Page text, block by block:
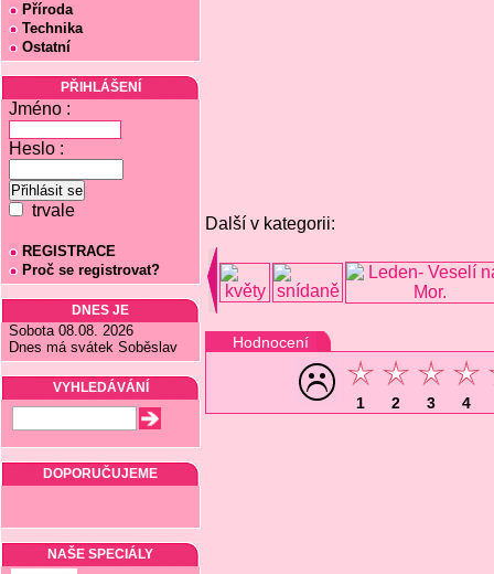
Příroda
Technika
Ostatní
PŘIHLÁŠENÍ
Jméno :
Heslo :
trvale
REGISTRACE
Proč se registrovat?
DNES JE
Sobota 08.08. 2026
Dnes má svátek Soběslav
VYHLEDÁVÁNÍ
DOPORUČUJEME
NAŠE SPECIÁLY
Další v kategorii:
Hodnocení
1 2 3 4